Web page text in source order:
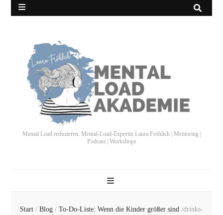
Mental Load reduzieren. Mental-Load-Expertin Laura Fröhlich | Mentoring |
Podcast | Workshops
Start / Blog / To-Do-Liste: Wenn die Kinder größer sind /drinks-